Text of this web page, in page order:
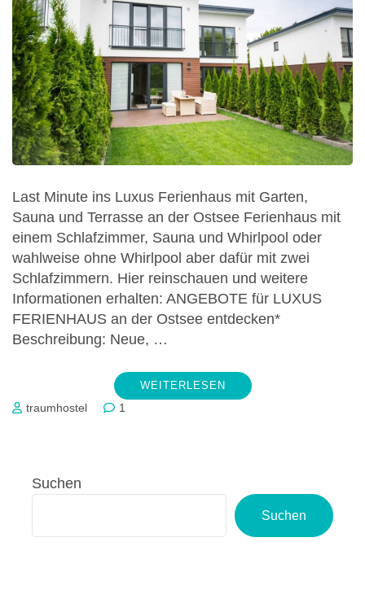
Last Minute ins Luxus Ferienhaus mit Garten,
Sauna und Terrasse an der Ostsee Ferienhaus mit
einem Schlafzimmer, Sauna und Whirlpool oder
wahlweise ohne Whirlpool aber dafür mit zwei
Schlafzimmern. Hier reinschauen und weitere
Informationen erhalten: ANGEBOTE für LUXUS
FERIENHAUS an der Ostsee entdecken*
Beschreibung: Neue, …
WEITERLESEN
traumhostel 1
Suchen
Suchen